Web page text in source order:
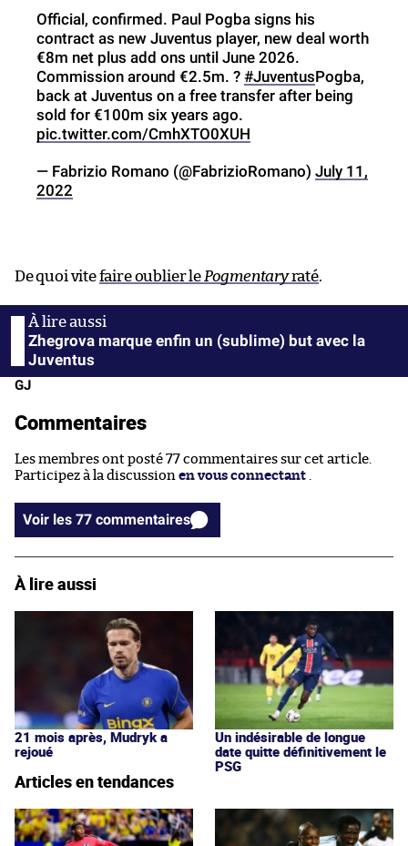
Official, confirmed. Paul Pogba signs his
contract as new Juventus player, new deal worth
€8m net plus add ons until June 2026.
Commission around €2.5m. ? #JuventusPogba,
back at Juventus on a free transfer after being
sold for €100m six years ago.
pic.twitter.com/CmhXTO0XUH
— Fabrizio Romano (@FabrizioRomano) July 11,
2022
De quoi vitefaire oublier le Pogmentaryraté.
Zhegrova marque enfin un (sublime) but avec la
Juventus
GJ
Commentaires
Les membres ont posté 77 commentaires sur cet article.
Participez à la discussion en vous connectant
Voir les 77 commentaires
À lire aussi
21 mois après, Mudryk a
rejoué
Un indésirable de longue
date quitte définitivement le
PSG
Articles en tendances